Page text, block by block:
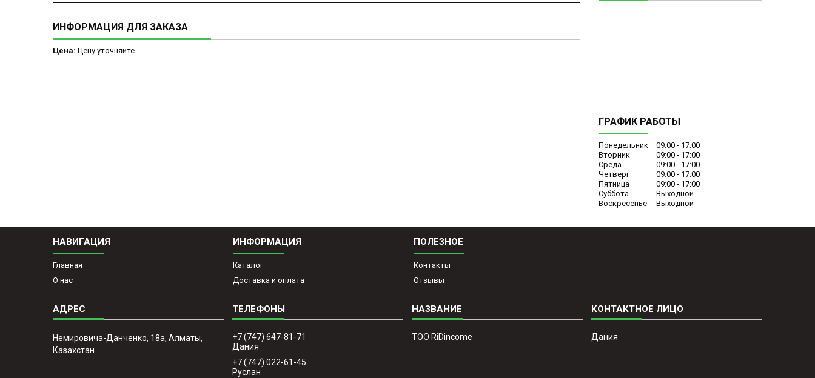
ИНФОРМАЦИЯ ДЛЯ ЗАКАЗА
Цена: Цену уточняйте
ГРАФИК РАБОТЫ
Понедельник 09:00
17:00
Вторник
09:00
17:00
Среда
09:00
17:00
Четверг
09:00
17:00
Пятница
09:00
17:00
Суббота
Выходной
Воскресенье
Выходной
НАВИГАЦИЯ
Главная
О нас
ИНФОРМАЦИЯ
Каталог
Доставка и оплата
ПОЛЕЗНОЕ
Контакты
Отзывы
Немировича-Данченко, 18а, Алматы,
Казахстан
+7 (747) 647-81-71
Дания
+7 (747) 022-61-45
Руслан
ТОО RiDincome Дания